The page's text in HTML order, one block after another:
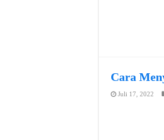
Cara
Juli 17, 2022